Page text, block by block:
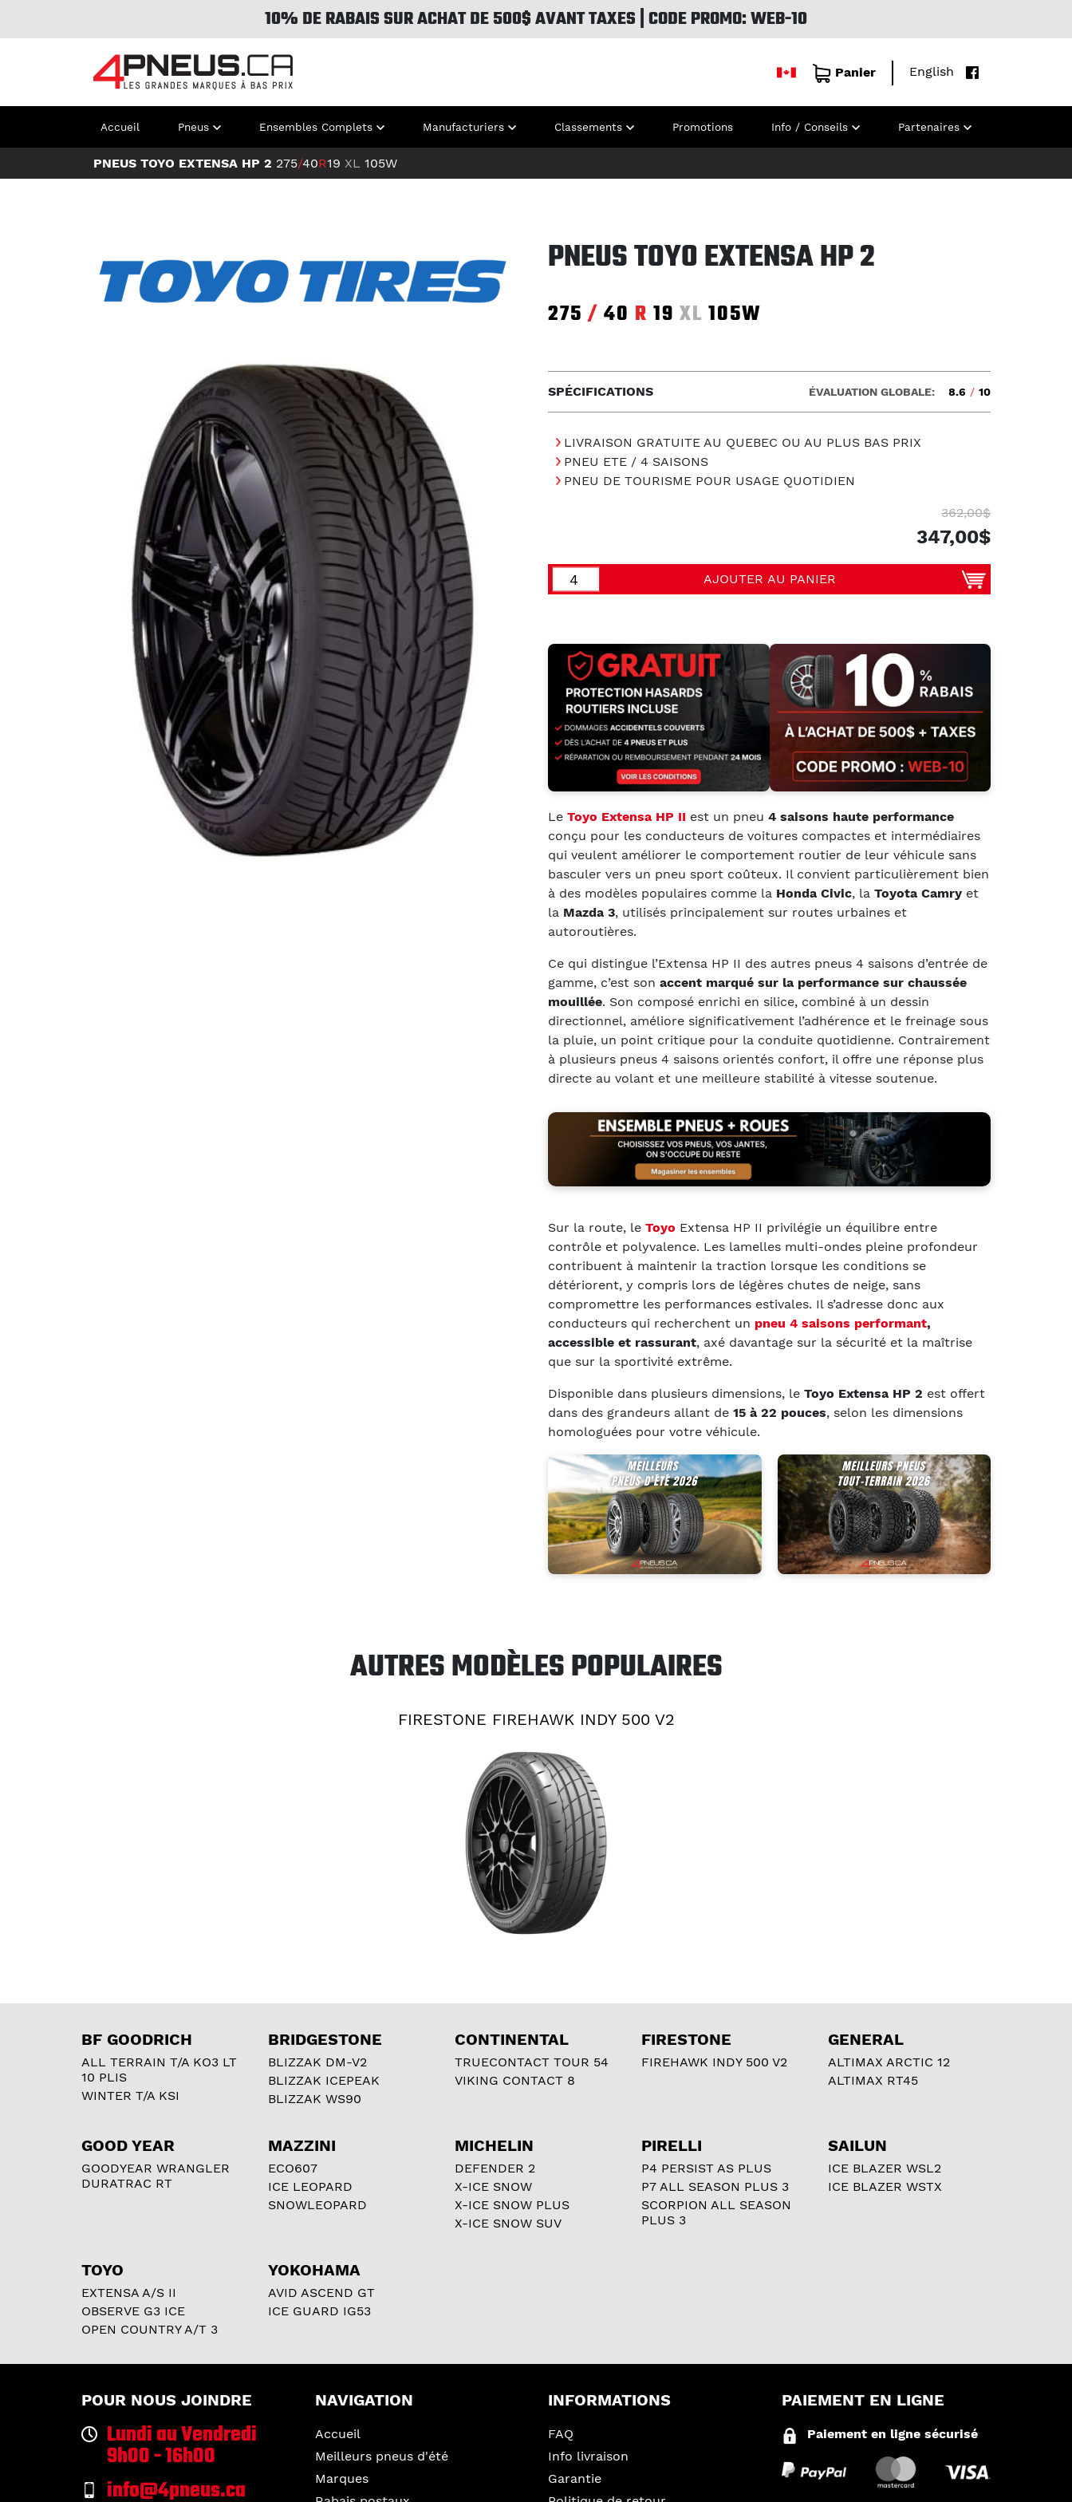
10% DE RABAIS SUR ACHAT DE 500$ AVANT TAXES | CODE PROMO: WEB-10
Panier English
Accueil Pneus Ensembles Complets Manufacturiers Classements Promotions Info / Conseils Partenaires
PNEUS TOYO EXTENSA HP 2 275/40R19 XL 105W
PNEUS TOYO EXTENSA HP 2
275 / 40 R 19 XL 105W
SPÉCIFICATIONS ÉVALUATION GLOBALE: 8.6 / 10
LIVRAISON GRATUITE AU QUEBEC OU AU PLUS BAS PRIX
PNEU ETE / 4 SAISONS
PNEU DE TOURISME POUR USAGE QUOTIDIEN
362,00$
347,00$
AJOUTER AU PANIER
Le Toyo Extensa HP II est un pneu 4 saisons haute performance
conçu pour les conducteurs de voitures compactes et intermédiaires
qui veulent améliorer le comportement routier de leur véhicule sans
basculer vers un pneu sport coûteux. Il convient particulièrement bien
à des modèles populaires comme la Honda Civic, la Toyota Camry et
la Mazda 3, utilisés principalement sur routes urbaines et
autoroutières.
Ce qui distingue l’Extensa HP II des autres pneus 4 saisons d’entrée de
gamme, c’est son accent marqué sur la performance sur chaussée
mouillée. Son composé enrichi en silice, combiné à un dessin
directionnel, améliore significativement l’adhérence et le freinage sous
la pluie, un point critique pour la conduite quotidienne. Contrairement
à plusieurs pneus 4 saisons orientés confort, il offre une réponse plus
directe au volant et une meilleure stabilité à vitesse soutenue.
Sur la route, le Toyo Extensa HP II privilégie un équilibre entre
contrôle et polyvalence. Les lamelles multi-ondes pleine profondeur
contribuent à maintenir la traction lorsque les conditions se
détériorent, y compris lors de légères chutes de neige, sans
compromettre les performances estivales. Il s’adresse donc aux
conducteurs qui recherchent un pneu 4 saisons performant,
accessible et rassurant, axé davantage sur la sécurité et la maîtrise
que sur la sportivité extrême.
Disponible dans plusieurs dimensions, le Toyo Extensa HP 2 est offert
dans des grandeurs allant de 15 à 22 pouces, selon les dimensions
homologuées pour votre véhicule.
AUTRES MODÈLES POPULAIRES
FIRESTONE FIREHAWK INDY 500 V2
BF GOODRICH
ALL TERRAIN T/A KO3 LT
10 PLIS
WINTER T/A KSI
BRIDGESTONE
BLIZZAK DM-V2
BLIZZAK ICEPEAK
BLIZZAK WS90
CONTINENTAL
TRUECONTACT TOUR 54
VIKING CONTACT 8
FIRESTONE
FIREHAWK INDY 500 V2
GENERAL
ALTIMAX ARCTIC 12
ALTIMAX RT45
GOOD YEAR
GOODYEAR WRANGLER
DURATRAC RT
MAZZINI
ECO607
ICE LEOPARD
SNOWLEOPARD
MICHELIN
DEFENDER 2
X-ICE SNOW
X-ICE SNOW PLUS
X-ICE SNOW SUV
PIRELLI
P4 PERSIST AS PLUS
P7 ALL SEASON PLUS 3
SCORPION ALL SEASON
PLUS 3
SAILUN
ICE BLAZER WSL2
ICE BLAZER WSTX
TOYO
EXTENSA A/S II
OBSERVE G3 ICE
OPEN COUNTRY A/T 3
YOKOHAMA
AVID ASCEND GT
ICE GUARD IG53
POUR NOUS JOINDRE
Lundi au Vendredi
9h00 - 16h00
info@4pneus.ca
NAVIGATION
Accueil
Meilleurs pneus d'été
Marques
INFORMATIONS
FAQ
Info livraison
Garantie
PAIEMENT EN LIGNE
Paiement en ligne sécurisé